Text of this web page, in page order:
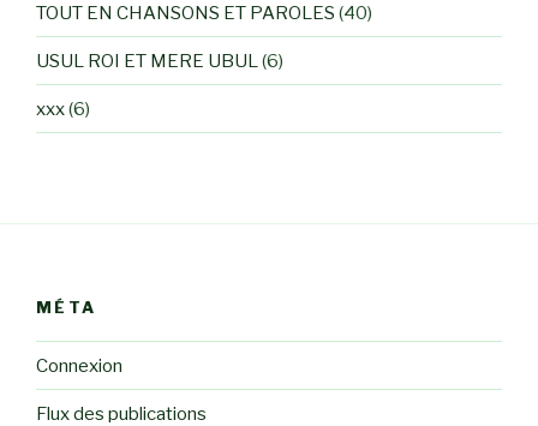
TOUT EN CHANSONS ET PAROLES (40)
USUL ROI ET MERE UBUL (6)
xxx(6)
MÉTA
Connexion
Flux des publications